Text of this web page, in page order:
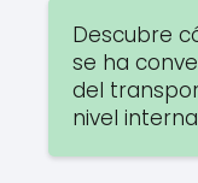
Descubre
se ha
del
nivel